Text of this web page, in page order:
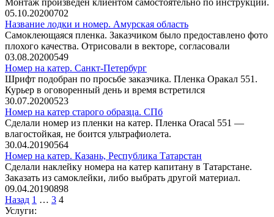
Монтаж произведен клиентом самостоятельно по инструкции.
05.10.20200702
Название лодки и номер. Амурская область
Самоклеющаяся пленка. Заказчиком было предоставлено фото
плохого качества. Отрисовали в векторе, согласовали
03.08.20200549
Номер на катер. Санкт-Петербург
Шрифт подобран по просьбе заказчика. Пленка Оракал 551.
Курьер в оговоренный день и время встретился
30.07.20200523
Номер на катер старого образца. СПб
Сделали номер из пленки на катер. Пленка Oracal 551 —
влагостойкая, не боится ультрафиолета.
30.04.20190564
Номер на катер. Казань, Республика Татарстан
Сделали наклейку номера на катер капитану в Татарстане.
Заказать из самоклейки, либо выбрать другой материал.
09.04.20190898
Пагинация
записей
Назад 1 … 3 4
Услуги: